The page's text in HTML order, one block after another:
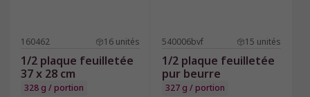
160462 16 unités
1/2 plaque feuilletée
37 x 28 cm
328 g / portion
540006bvf 15 unités
1/2 plaque feuilletée
pur beurre
327 g / portion